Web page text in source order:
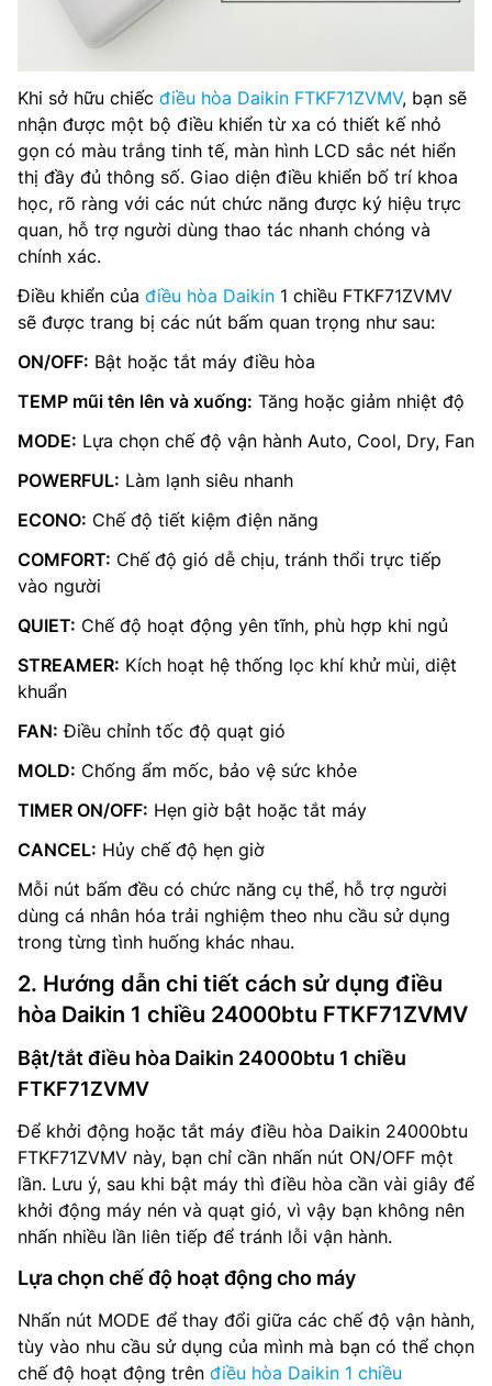
Khi sở hữu chiếc điều hòa Daikin FTKF71ZVMV, bạn sẽ
nhận được một bộ điều khiển từ xa có thiết kế nhỏ
gọn có màu trắng tinh tế, màn hình LCD sắc nét hiển
thị đầy đủ thông số. Giao diện điều khiển bố trí khoa
học, rõ ràng với các nút chức năng được ký hiệu trực
quan, hỗ trợ người dùng thao tác nhanh chóng và
chính xác.
Điều khiển của điều hòa Daikin 1 chiều FTKF71ZVMV
sẽ được trang bị các nút bấm quan trọng như sau:
ON/OFF: Bật hoặc tắt máy điều hòa
TEMP mũi tên lên và xuống: Tăng hoặc giảm nhiệt độ
MODE: Lựa chọn chế độ vận hành Auto, Cool, Dry, Fan
POWERFUL: Làm lạnh siêu nhanh
ECONO: Chế độ tiết kiệm điện năng
COMFORT: Chế độ gió dễ chịu, tránh thổi trực tiếp
vào người
QUIET: Chế độ hoạt động yên tĩnh, phù hợp khi ngủ
STREAMER: Kích hoạt hệ thống lọc khí khử mùi, diệt
khuẩn
FAN: Điều chỉnh tốc độ quạt gió
MOLD: Chống ẩm mốc, bảo vệ sức khỏe
TIMER ON/OFF: Hẹn giờ bật hoặc tắt máy
CANCEL: Hủy chế độ hẹn giờ
Mỗi nút bấm đều có chức năng cụ thể, hỗ trợ người
dùng cá nhân hóa trải nghiệm theo nhu cầu sử dụng
trong từng tình huống khác nhau.
2. Hướng dẫn chi tiết cách sử dụng điều
hòa Daikin 1 chiều 24000btu FTKF71ZVMV
Bật/tắt điều hòa Daikin 24000btu 1 chiều
FTKF71ZVMV
Để khởi động hoặc tắt máy điều hòa Daikin 24000btu
FTKF71ZVMV này, bạn chỉ cần nhấn nút ON/OFF một
lần. Lưu ý, sau khi bật máy thì điều hòa cần vài giây để
khởi động máy nén và quạt gió, vì vậy bạn không nên
nhấn nhiều lần liên tiếp để tránh lỗi vận hành.
Lựa chọn chế độ hoạt động cho máy
Nhấn nút MODE để thay đổi giữa các chế độ vận hành,
tùy vào nhu cầu sử dụng của mình mà bạn có thể chọn
chế độ hoạt động trên điều hòa Daikin 1 chiều